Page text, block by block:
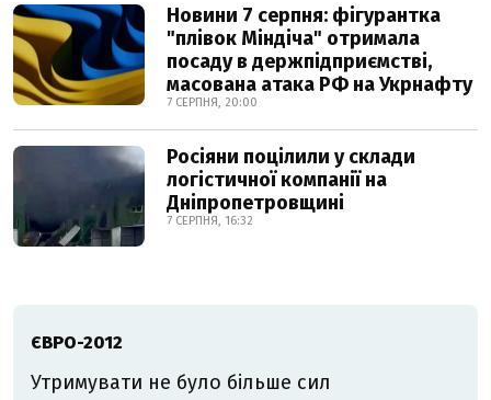
Новини 7 серпня: фігурантка
"плівок Міндіча" отримала
посаду в держпідприємстві,
масована атака РФ на Укрнафту
7 СЕРПНЯ, 20:00
Росіяни поцілили у склади
логістичної компанії на
Дніпропетровщині
7 СЕРПНЯ, 16:32
ЄВРО-2012
Утримувати не було більше сил